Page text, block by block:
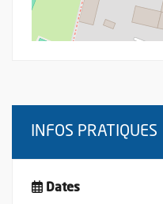
INFOS PRATIQUES
Dates